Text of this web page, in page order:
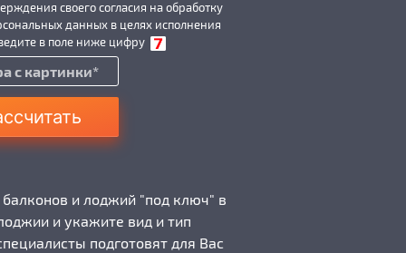
своего согласия на обработку
данных в целях исполнения
в поле ниже цифру
балконов и лоджий "под ключ" в
и укажите вид и тип
подготовят для Вас